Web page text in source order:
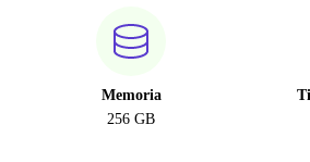
Memoria
256 GB